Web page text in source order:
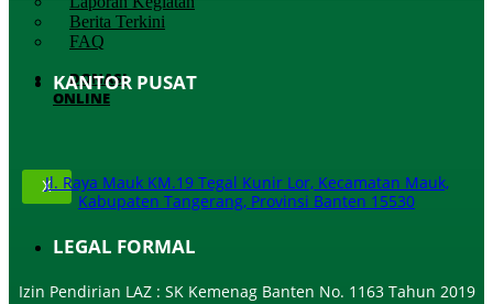
Berita Terkini
FAQ
DONASI
ONLINE
X
KANTOR PUSAT
Jl. Raya Mauk KM.19 Tegal Kunir Lor, Kecamatan Mauk,
Kabupaten Tangerang, Provinsi Banten 15530
LEGAL FORMAL
Izin Pendirian LAZ : SK Kemenag Banten No. 1163 Tahun 2019